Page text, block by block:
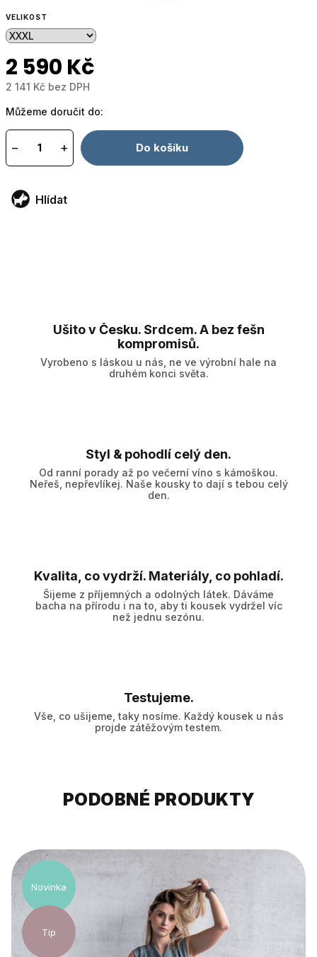
VELIKOST
2 590 Kč
2 141 Kč bez DPH
cena:
Můžeme doručit do:
+
− Do košíku
Hlídat
Ušito v Česku. Srdcem. A bez fešn
kompromisů.
Vyrobeno s láskou u nás, ne ve výrobní hale na
druhém konci světa.
Styl & pohodlí celý den.
Od ranní porady až po večerní víno s kámoškou.
Neřeš, nepřevlíkej. Naše kousky to dají s tebou celý
den.
Kvalita, co vydrží. Materiály, co pohladí.
Šijeme z příjemných a odolných látek. Dáváme
bacha na přírodu i na to, aby ti kousek vydržel víc
než jednu sezónu.
Testujeme.
Vše, co ušijeme, taky nosíme. Každý kousek u nás
projde zátěžovým testem.
PODOBNÉ PRODUKTY
Novinka
Tip